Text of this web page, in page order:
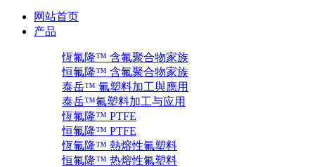
网站首页
产品
恆氟隆™ 含氟聚合物家族
恒氟隆™ 含氟聚合物家族
泰岳™ 氟塑料加工與應用
泰岳™氟塑料加工与应用
恆氟隆™ PTFE
恒氟隆™ PTFE
恆氟隆™ 熱熔性氟塑料
恒氟隆™ 热熔性氟塑料